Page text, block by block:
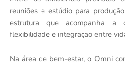
reuniões e estúdio para
estrutura que acompanha a
flexibilidade e integração entre
Na área de bem-estar, o Omni